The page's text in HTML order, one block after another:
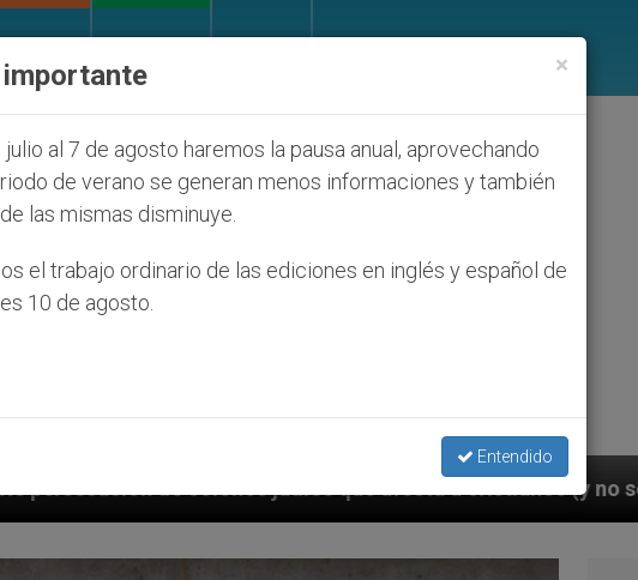
judíos que afecta a cristianos (y no sólo) en Tierra Santa
×
julio al 7 de agosto haremos la pausa anual, aprovechando
de verano se generan menos informaciones y también
las mismas disminuye.
el trabajo ordinario de las ediciones en inglés y español de
10 de agosto.
Entendido